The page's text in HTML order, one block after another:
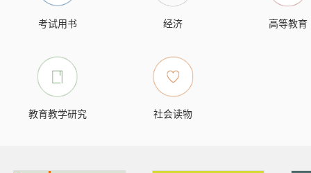
考试用书 经济 高等教育
教育教学研究 社会读物